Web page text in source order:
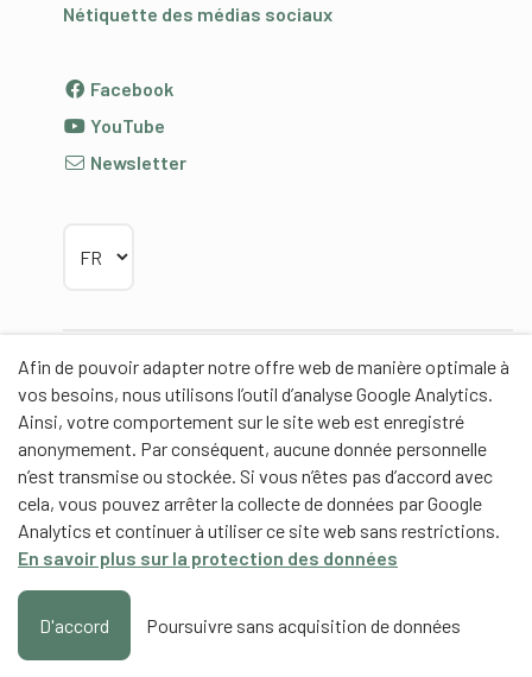
Afin de pouvoir adapter notre offre web de manière optimale à
vos besoins, nous utilisons l’outil d’analyse Google Analytics.
Ainsi, votre comportement sur le site web est enregistré
anonymement. Par conséquent, aucune donnée personnelle
n’est transmise ou stockée. Si vous n’êtes pas d’accord avec
cela, vous pouvez arrêter la collecte de données par Google
Analytics et continuer à utiliser ce site web sans restrictions.
En savoir plus sur la protection des données
D'accord Poursuivre sans acquisition de données
Nétiquette des médias sociaux
Facebook
YouTube
Newsletter
Partenaires
Partenaires de contenus
Haute école fédérale de sport de Macolin HEFSM